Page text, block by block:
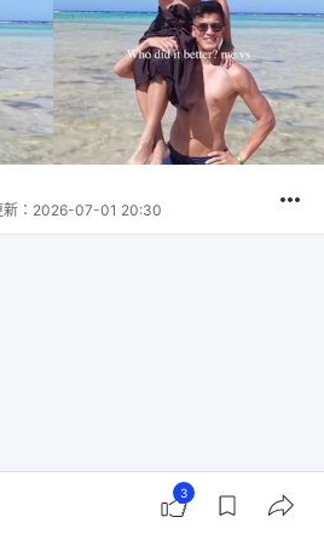
： 2026-07-01 20:30
3